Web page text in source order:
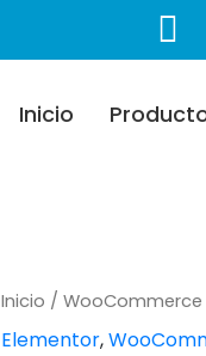
Inicio
Inicio /WooCommerce
Elementor,
Yourlife cantidad